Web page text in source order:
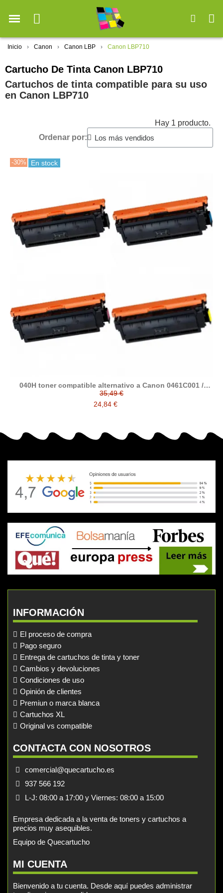
Inicio Canon Canon LBP Canon LBP710
Cartucho De Tinta Canon LBP710
Cartuchos de tinta compatible para su uso
en Canon LBP710
Hay 1 producto.
Ordenar por:
-30% En stock
040H toner compatible alternativo a Canon 0461C001 /
0459C001 / 0457C001 / 0455C001
35,49 €
24,84 €
INFORMACIÓN
El proceso de compra
Pago seguro
Entrega de cartuchos de tinta y toner
Cambios y devoluciones
Condiciones de uso
Opinión de clientes
Premiun o marca blanca
Cartuchos XL
Original vs compatible
CONTACTA CON NOSOTROS
comercial@quecartucho.es
937 566 192
L-J: 08:00 a 17:00 y Viernes: 08:00 a 15:00
Empresa dedicada a la venta de toners y cartuchos a
precios muy asequibles.
Equipo de Quecartucho
MI CUENTA
Bienvenido a tu cuenta. Desde aquí puedes administrar